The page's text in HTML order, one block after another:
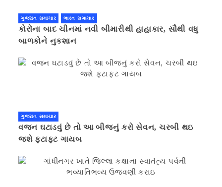
ગુજરાત સમાચાર ભારત સમાચાર
કોરોના બાદ ચીનમાં નવી બીમારીથી હાહાકાર, સૌથી વધુ
બાળકોને નુકશાન
ગુજરાત સમાચાર
વજન ઘટાડવું છે તો આ બીજનું કરો સેવન, ચરબી થઇ
જશે ફટાફટ ગાયબ